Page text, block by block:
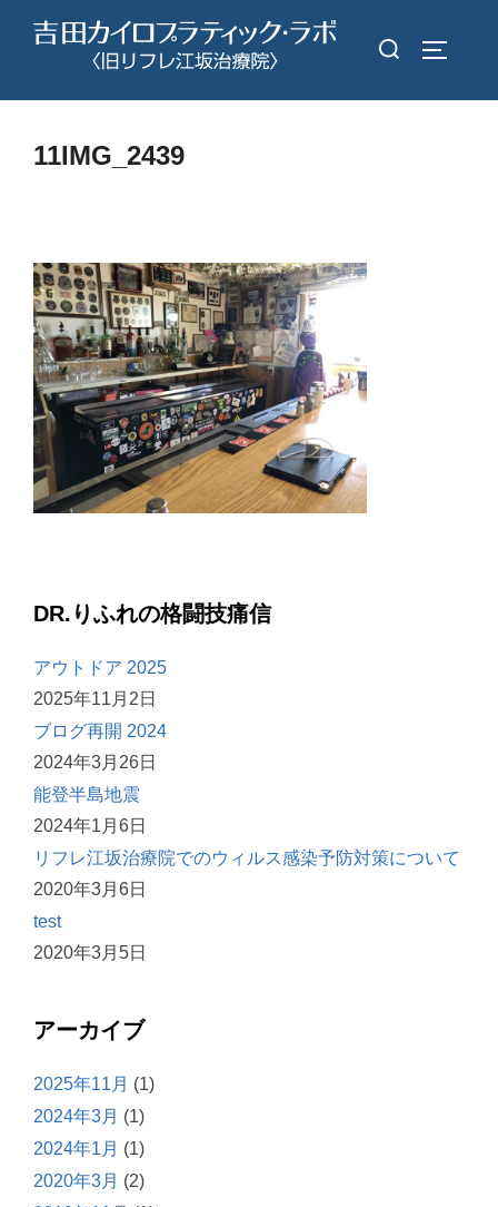
検
対
11IMG_2439
DR.りふれの格闘技痛信
アウトドア 2025
2025年11月2日
ブログ再開 2024
2024年3月26日
能登半島地震
2024年1月6日
リフレ江坂治療院でのウィルス感染予防対策について
2020年3月6日
test
2020年3月5日
アーカイブ
2025年11月 (1)
2024年3月 (1)
2024年1月 (1)
2020年3月 (2)